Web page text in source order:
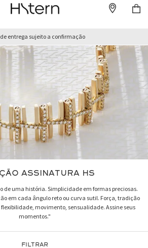
entrega sujeito a confirmação
ASSINATURA HS
de uma história. Simplicidade em formas preciosas.
em cada ângulo reto ou curva sutil. Força, tradição
movimento, sensualidade. Assine seus
momentos."
FILTRAR